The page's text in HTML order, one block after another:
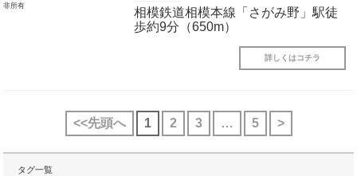
非所有
相模鉄道相模本線「さがみ野」駅徒
歩約9分（650m）
詳しくはコチラ
<<先頭へ 1 2 3 … 5 >
タグ一覧